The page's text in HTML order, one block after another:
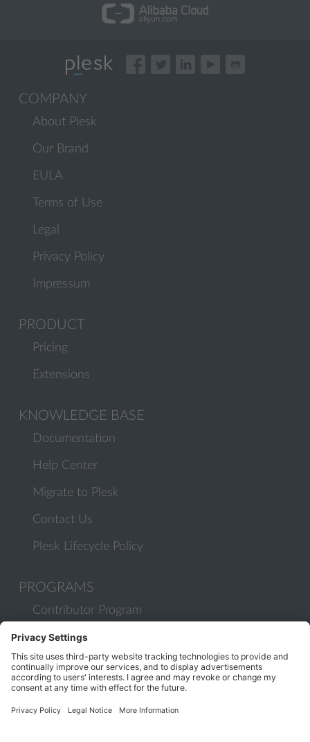
COMPANY
About Plesk
Our Brand
EULA
Terms of Use
Legal
Privacy Policy
Impressum
PRODUCT
Pricing
Extensions
KNOWLEDGE BASE
Documentation
Help Center
Migrate to Plesk
Contact Us
Plesk Lifecycle Policy
PROGRAMS
Contributor Program
Partner Program
COMMUNITY